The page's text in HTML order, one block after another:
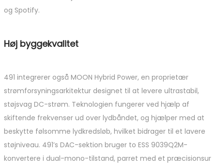
og Spotify.
Høj byggekvalitet
491 integrerer også MOON Hybrid Power, en proprietær
strømforsyningsarkitektur designet til at levere ultrastabil,
støjsvag DC-strøm. Teknologien fungerer ved hjælp af
skiftende frekvenser ud over lydbåndet, og hjælper med at
beskytte følsomme lydkredsløb, hvilket bidrager til et lavere
støjniveau. 491’s DAC-sektion bruger to ESS 9039Q2M-
konvertere i dual-mono-tilstand, parret med et præcisionsur